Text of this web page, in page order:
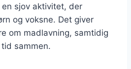
sjov aktivitet, der
og voksne. Det giver
om madlavning, samtidig
sammen.